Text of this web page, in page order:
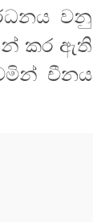
වනු
කර ඇති
චීනය